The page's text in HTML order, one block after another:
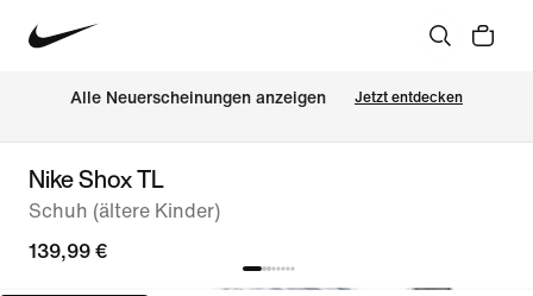
Alle Neuerscheinungen anzeigen Jetzt entdecken
Nike Shox TL
Schuh (ältere Kinder)
139,99 €